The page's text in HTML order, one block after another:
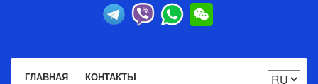
ГЛАВНАЯ КОНТАКТЫ